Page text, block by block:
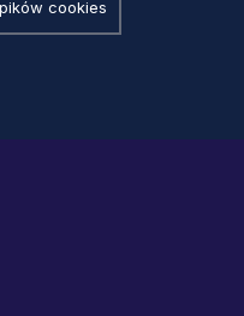
cookies